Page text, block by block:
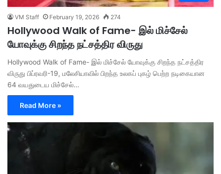
VM Staff February 19, 2026 274
Hollywood Walk of Fame- இல் மிச்சேல்
யோவுக்கு சிறந்த நட்சத்திர விருது
Hollywood Walk of Fame- இல் மிச்சேல் யோவுக்கு சிறந்த நட்சத்திர
விருது பிப்ரவரி-19, மலேசியாவில் பிறந்த உலகப் புகழ் பெற்ற நடிகையான
64 வயதுடைய மிச்சேல்…
Read More »